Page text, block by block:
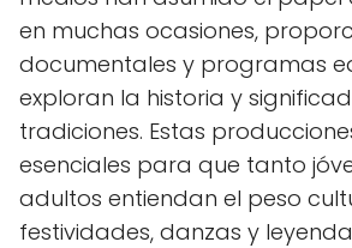
en muchas ocasiones,
documentales y programas
exploran la historia y
tradiciones. Estas
esenciales para que tanto
adultos entiendan el peso
festividades, danzas y